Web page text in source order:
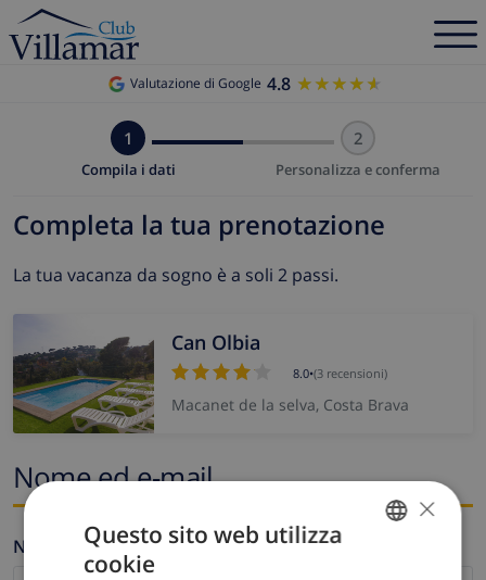
Valutazione di Google 4.8 ★★★★★
★★★★★
1
Compila i dati
2
Personalizza e conferma
Completa la tua prenotazione
La tua vacanza da sogno è a soli 2 passi.
Can Olbia
8.0•(3 recensioni)
Macanet de la selva, Costa Brava
Nome ed e-mail
Nome *
×
Questo sito web utilizza
cookie